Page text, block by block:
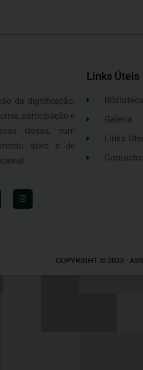
da dignificação,
participação e
idosas, num
ativo e de
Links Úteis
Biblioteca
Galeria
Links
COPYRIGHT © 2023 ·